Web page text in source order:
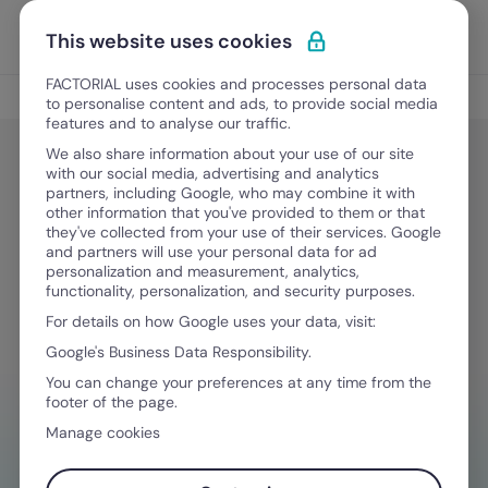
Vai al contenuto
Scopri Factorial
Gestione Finanziaria
Finanza facile
I migliori software budgeting del
2026
15 Dicembre, 2025·9 minuti di lettura
HAI BISOGNO D'AIUTO NELLA GESTIONE
FINANZIARIA?
This website uses cookies
FACTORIAL uses cookies and processes personal data
to personalise content and ads, to provide social media
features and to analyse our traffic.
We also share information about your use of our site
with our social media, advertising and analytics
partners, including Google, who may combine it with
other information that you've provided to them or that
they've collected from your use of their services. Google
and partners will use your personal data for ad
personalization and measurement, analytics,
functionality, personalization, and security purposes.
For details on how Google uses your data, visit:
Google's Business Data Responsibility.
You can change your preferences at any time from the
footer of the page.
Manage cookies